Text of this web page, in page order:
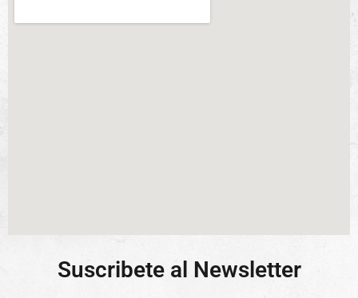
Suscribete al Newsletter